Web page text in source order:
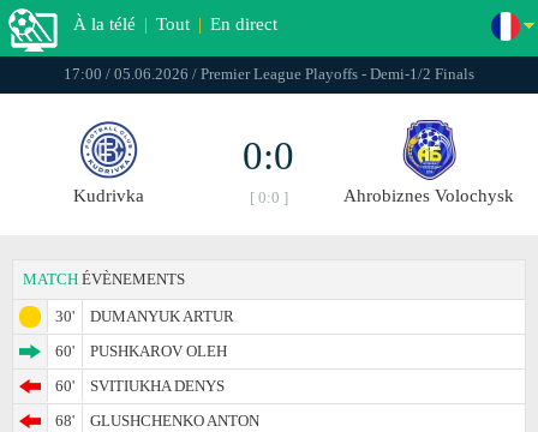
À la télé | Tout | En direct
17:00 / 05.06.2026 / Premier League Playoffs - Demi-1/2 Finals
Kudrivka
0:0
[ 0:0 ] Ahrobiznes Volochysk
MATCH ÉVÈNEMENTS
30'
DUMANYUK ARTUR
60'
PUSHKAROV OLEH
60'
SVITIUKHA DENYS
68'
GLUSHCHENKO ANTON